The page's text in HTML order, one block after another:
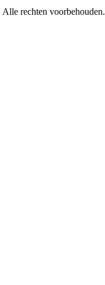
Alle rechten voorbehouden.